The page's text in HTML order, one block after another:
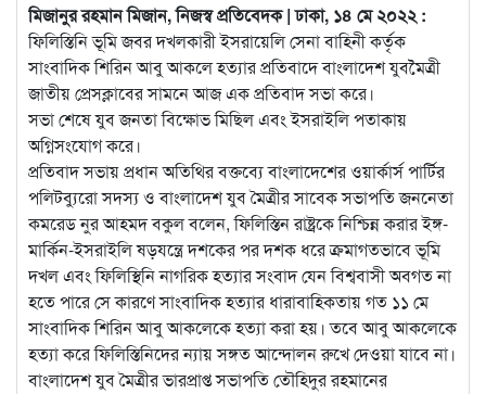
মিজানুর রহমান মিজান, নিজস্ব প্রতিবেদক | ঢাকা, ১৪ মে ২০২২ :
ফিলিস্তিনি ভূমি জবর দখলকারী ইসরায়েলি সেনা বাহিনী কর্তৃক
সাংবাদিক শিরিন আবু আকলে হত্যার প্রতিবাদে বাংলাদেশ যুবমৈত্রী
জাতীয় প্রেসক্লাবের সামনেআজ এক প্রতিবাদ সভা করে।
সভা শেষে যুব জনতা বিক্ষোভ মিছিল এবং ইসরাইলি পতাকায়
অগ্নিসংযোগ করে।
প্রতিবাদ সভায় প্রধান অতিথির বক্তব্যে বাংলাদেশের ওয়ার্কার্স পার্টির
পলিটব্যুরো সদস্য ও বাংলাদেশ যুব মৈত্রীর সাবেক সভাপতি জননেতা
কমরেড নুর আহমদ বকুল বলেন, ফিলিস্তিন রাষ্ট্রকে নিশ্চিন্ন করার ইঙ্গ-
মার্কিন-ইসরাইলি ষড়যন্ত্রে দশকের পর দশক ধরে ক্রমাগতভাবে ভূমি
দখল এবং ফিলিস্থিনি নাগরিক হত্যার সংবাদ যেন বিশ্ববাসী অবগত না
হতে পারে সে কারণে সাংবাদিক হত্যার ধারাবাহিকতায় গত ১১ মে
সাংবাদিক শিরিন আবু আকলেকে হত্যা করা হয়। তবে আবু আকলেকে
হত্যা করে ফিলিস্তিনিদের ন্যায় সঙ্গত আন্দোলন রুখে দেওয়া যাবে না।
বাংলাদেশ যুব মৈত্রীর ভারপ্রাপ্ত সভাপতি তৌহিদুর রহমানের